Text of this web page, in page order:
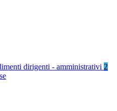
dirigenti - amministrativi 2